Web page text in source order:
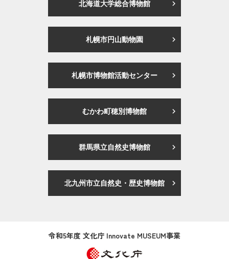
北海道大学総合博物館
札幌市円山動物園
札幌市博物館活動センター
むかわ町穂別博物館
群馬県立自然史博物館
北九州市立自然史・歴史博物館
令和5年度 文化庁 Innovate MUSEUM事業